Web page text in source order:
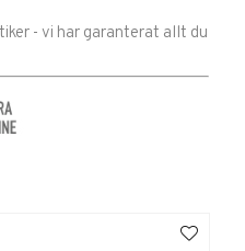
- vi har garanterat allt du